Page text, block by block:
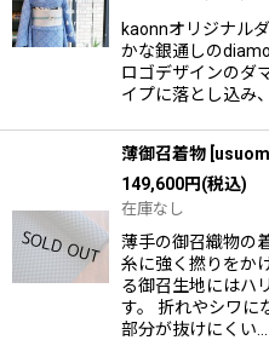
kaonnオリジナル
かな銀通しの
ロゴデザインのダ
イプに落とし込み
薄御召着物 [
149,600円(税込)
在庫なし
薄手の御召織物の
糸に強く撚りをか
る御召生地にはハ
す。 折れやシワに
部分が抜けにくい…